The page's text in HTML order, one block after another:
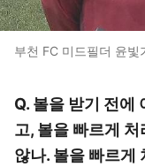
부천 FC 미드필더 윤
Q. 볼을 받기 전에
고, 볼을 빠르게
않나. 볼을 빠르게